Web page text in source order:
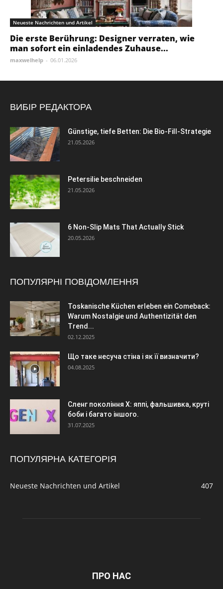
Neueste Nachrichten und Artikel
Die erste Berührung: Designer verraten, wie
man sofort ein einladendes Zuhause...
maxwelhelp - 06.01.2026
ВИБІР РЕДАКТОРА
Günstige, tiefe Betten: Die Bio-Fill-Strategie
21.05.2026
Petersilie beschneiden
21.05.2026
6 Non-Slip Mats That Actually Stick
20.05.2026
ПОПУЛЯРНІ ПОВІДОМЛЕННЯ
Toskanische Küchen erleben ein Comeback:
Warum Nostalgie und Authentizität den
Trend...
02.12.2025
Що таке несуча стіна і як її визначити?
04.08.2025
Сленг покоління X: яппі, фальшивка, круті
боби і багато іншого.
31.07.2025
ПОПУЛЯРНА КАТЕГОРІЯ
Neueste Nachrichten und Artikel 407
ПРО НАС